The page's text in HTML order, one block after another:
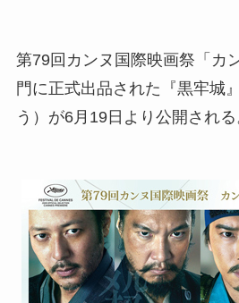
第79回カンヌ国際映画祭「カ
門に正式出品された『黒牢城
う）が6月19日より公開される